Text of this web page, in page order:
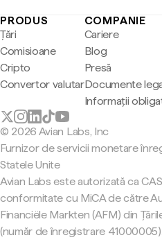
PRODUS
Țări
Comisioane
Cripto
Convertor valutar
COMPANIE
Cariere
Blog
Presă
Documente
Informații
© 2026 Avian Labs, Inc
Furnizor de servicii monetare
Statele Unite
Avian Labs este autorizată ca
conformitate cu MiCA de către
Financiële Markten (AFM) din
(număr de înregistrare 41000005).